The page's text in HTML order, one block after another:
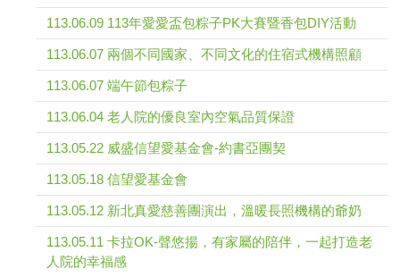
113.06.09 113年愛愛盃包粽子PK大賽暨香包DIY活動
113.06.07 兩個不同國家、不同文化的住宿式機構照顧
113.06.07 端午節包粽子
113.06.04 老人院的優良室內空氣品質保證
113.05.22 威盛信望愛基金會-約書亞團契
113.05.18 信望愛基金會
113.05.12 新北真愛慈善團演出，溫暖長照機構的爺奶
113.05.11 卡拉OK-聲悠揚，有家屬的陪伴，一起打造老
人院的幸福感